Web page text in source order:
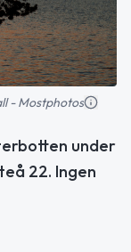
- Mostphotos
under
22. Ingen